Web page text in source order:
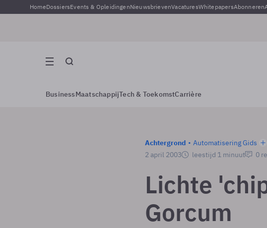
HomeDossiersEvents & OpleidingenNieuwsbrievenVacaturesWhitepapersAbonneren
BusinessMaatschappijTech & ToekomstCarrière
Achtergrond Automatisering Gids
2 april 2003 leestijd 1 minuut 0
Lichte
Gorcum